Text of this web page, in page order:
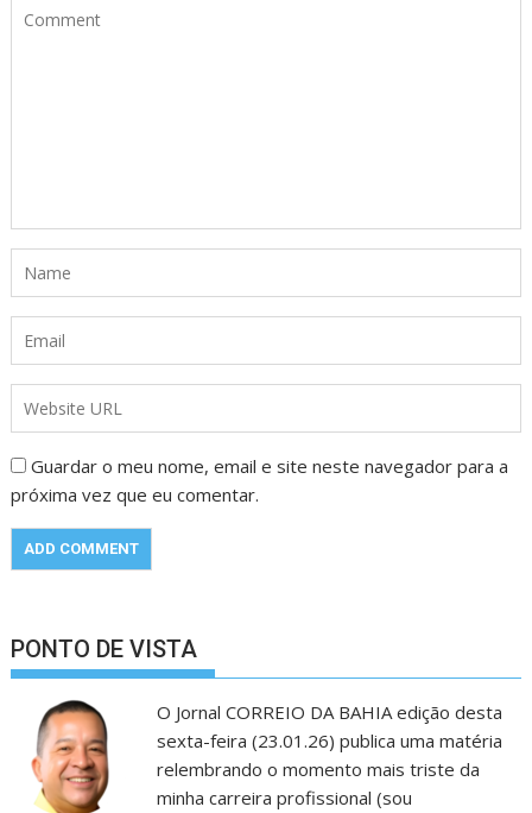
Guardar o meu nome, email e site neste navegador para a
próxima vez que eu comentar.
PONTO DE VISTA
O Jornal CORREIO DA BAHIA edição desta
sexta-feira (23.01.26) publica uma matéria
relembrando o momento mais triste da
minha carreira profissional (sou